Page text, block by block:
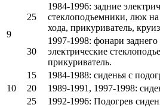
9
25
1984-1996: задние
стеклоподъемники, люк
хода, прикуриватель,
30
1997-1998: фонари заднего
электрические
прикуриватель.
10
15
1984-1988: сиденья с
20
1989-1991, 1997-1998:
25
1992-1996: Подогрев